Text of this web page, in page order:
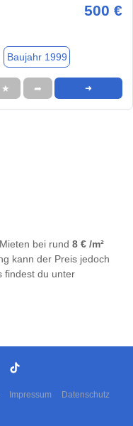
500 €
Baujahr 1999
★ ➦ ➜
bei rund 8 € /m²
kann der Preis jedoch
findest du unter
Impressum Datenschutz